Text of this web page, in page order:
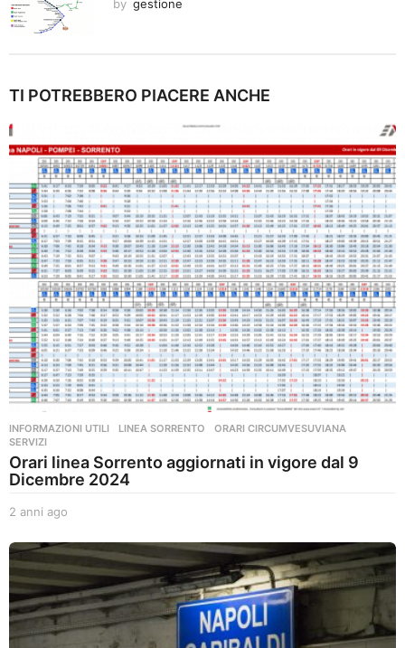
by gestione
TI POTREBBERO PIACERE ANCHE
INFORMAZIONI UTILI ,LINEA SORRENTO ,ORARI CIRCUMVESUVIANA
SERVIZI
Orari linea Sorrento aggiornati in vigore dal 9
Dicembre 2024
2 anni ago
n
n
i
a
g
o